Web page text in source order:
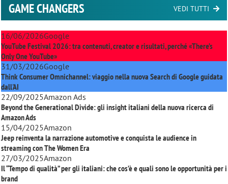
GAME CHANGERS VEDI TUTTI
16/06/2026Google
YouTube Festival 2026: tra contenuti, creator e risultati, perché «There’s
Only One YouTube»
31/03/2026Google
Think Consumer Omnichannel: viaggio nella nuova Search di Google guidata
dall'AI
22/09/2025Amazon Ads
Beyond the Generational Divide: gli insight italiani della nuova ricerca di
Amazon Ads
15/04/2025Amazon
Jeep reinventa la narrazione automotive e conquista le audience in
streaming conThe Women Era
27/03/2025Amazon
Il “Tempo di qualità” per gli italiani: che cos’è e quali sono le opportunità per i
brand